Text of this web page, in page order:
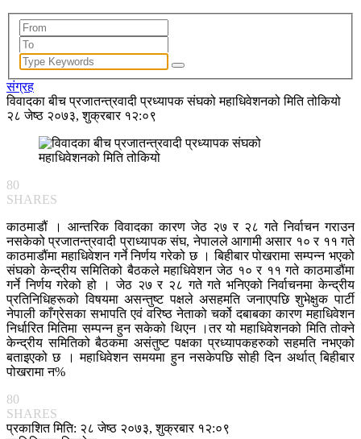
संग्रह
विवादका बीच प्रजातन्त्रवादी प्रध्यापक संघको महाधिवेशनको मिति तोकियो
२८ जेष्ठ २०७३, शुक्रबार १२:०९
80
SHARES
काठमाडौं । आन्तरिक विवादका कारण जेठ २७ र २८ गते निर्वाचन गराउन
नसकेको प्रजातन्त्रवादी प्राध्यापक संघ, नेपालले आगामी असार १० र ११ गते
काठमाडौंमा महाधिवेशन गर्ने निर्णय गरेको छ । बिहीबार पोखरामा सम्पन्न भएको
संघको केन्द्रीय समितिको बैठकले महाधिवेशन जेठ १० र ११ गते काठमाडौंमा
गर्ने निर्णय गरेको हो । जेठ २७ र २८ गते गते भनिएको निर्वाचनमा केन्द्रीय
प्रतिनिधिहरूको विषयमा असन्तुष्ट पक्षले असहमति जनाएपछि शुभेक्षुक पार्टी
नेपाली काँग्रेसका सभापति एवं वरिष्ठ नेताको चर्को दबाबका कारण महाधिवेशन
निर्धारित मितिमा सम्पन्न हुन सकेको थिएन ।तर यो महाधिवेशनको मिति तोक्ने
केन्द्रीय समितिको बैठकमा असंतुष्ट पक्षका प्रध्यापकहरुको सहमति नभएको
बताइएको छ । महाधिवेशन समयमा हुन नसकेपछि सोही दिन अर्थात् बिहीबार
पोखरामा न%
80
SHARES
प्रकाशित मिति: २८ जेष्ठ २०७३, शुक्रबार १२:०९